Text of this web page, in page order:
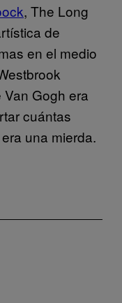
, The Long
de
en el medio
Gogh era
cuántas
una mierda.